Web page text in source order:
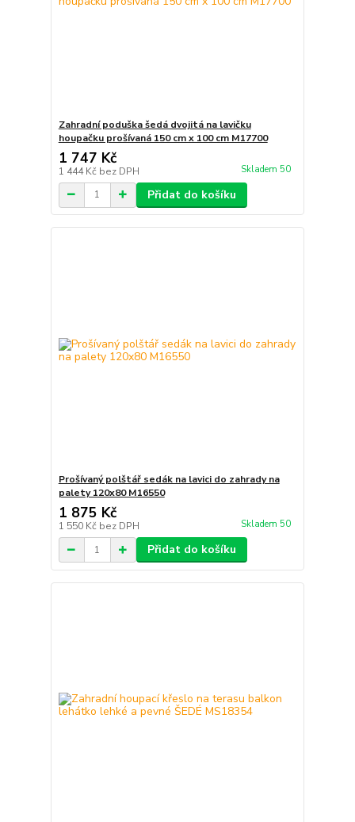
Zahradní poduška šedá dvojitá na lavičku
houpačku prošívaná 150 cm x 100 cm M17700
1 747 Kč
1 444 Kč bez DPH Skladem 50
Přidat do košíku
Prošívaný polštář sedák na lavici do zahrady na
palety 120x80 M16550
1 875 Kč
1 550 Kč bez DPH Skladem 50
Přidat do košíku